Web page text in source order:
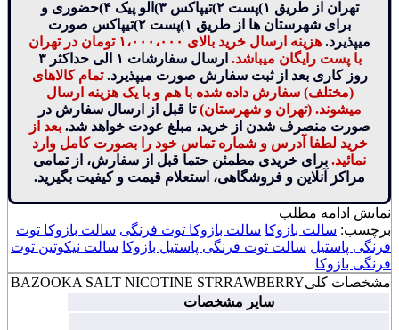
تهران از طریق ۱)پست ۲)تیپاکس ۳)الو پیک ۴)حضوری و
برای شهرستان ها از طریق ۱)پست ۲)تیپاکس صورت
میپذیرد.
هزینه ارسال خرید بالای ۱،۰۰۰،۰۰۰ تومان در تهران
با پست رایگان میباشد.
ارسال سفارشات ۱ الی حداکثر ۳
روز کاری بعد از ثبت سفارش صورت میپذیرد. تمام کالاهای
(مختلف) سفارش داده شده با هم و با یک هزینه ارسال
میشوند. (تهران و شهرستان) تا قبل از ارسال سفارش در
صورت منصرف شدن از خرید، مبلغ عودت خواهد شد. بعد از
خرید لطفا آدرس و شماره تماس خود را بصورت کامل وارد
نمائید. برای خریدی مطمئن حتما قبل از سفارش، از تمامی
مراکز آنلاین و فروشگاهی، استعلام قیمت و کیفیت بگیرید.
نمایش ادامه مطلب
برچسب: سالت بازوکا سالت بازوکا توت فرنگی سالت بازوکا توت
فرنگی پاستیل سالت توت فرنگی پاستیل بازوکا سالت نیکوتین توت
فرنگی بازوکا
مشخصات کلیBAZOOKA SALT NICOTINE STRRAWBERRY
سایر مشخصات